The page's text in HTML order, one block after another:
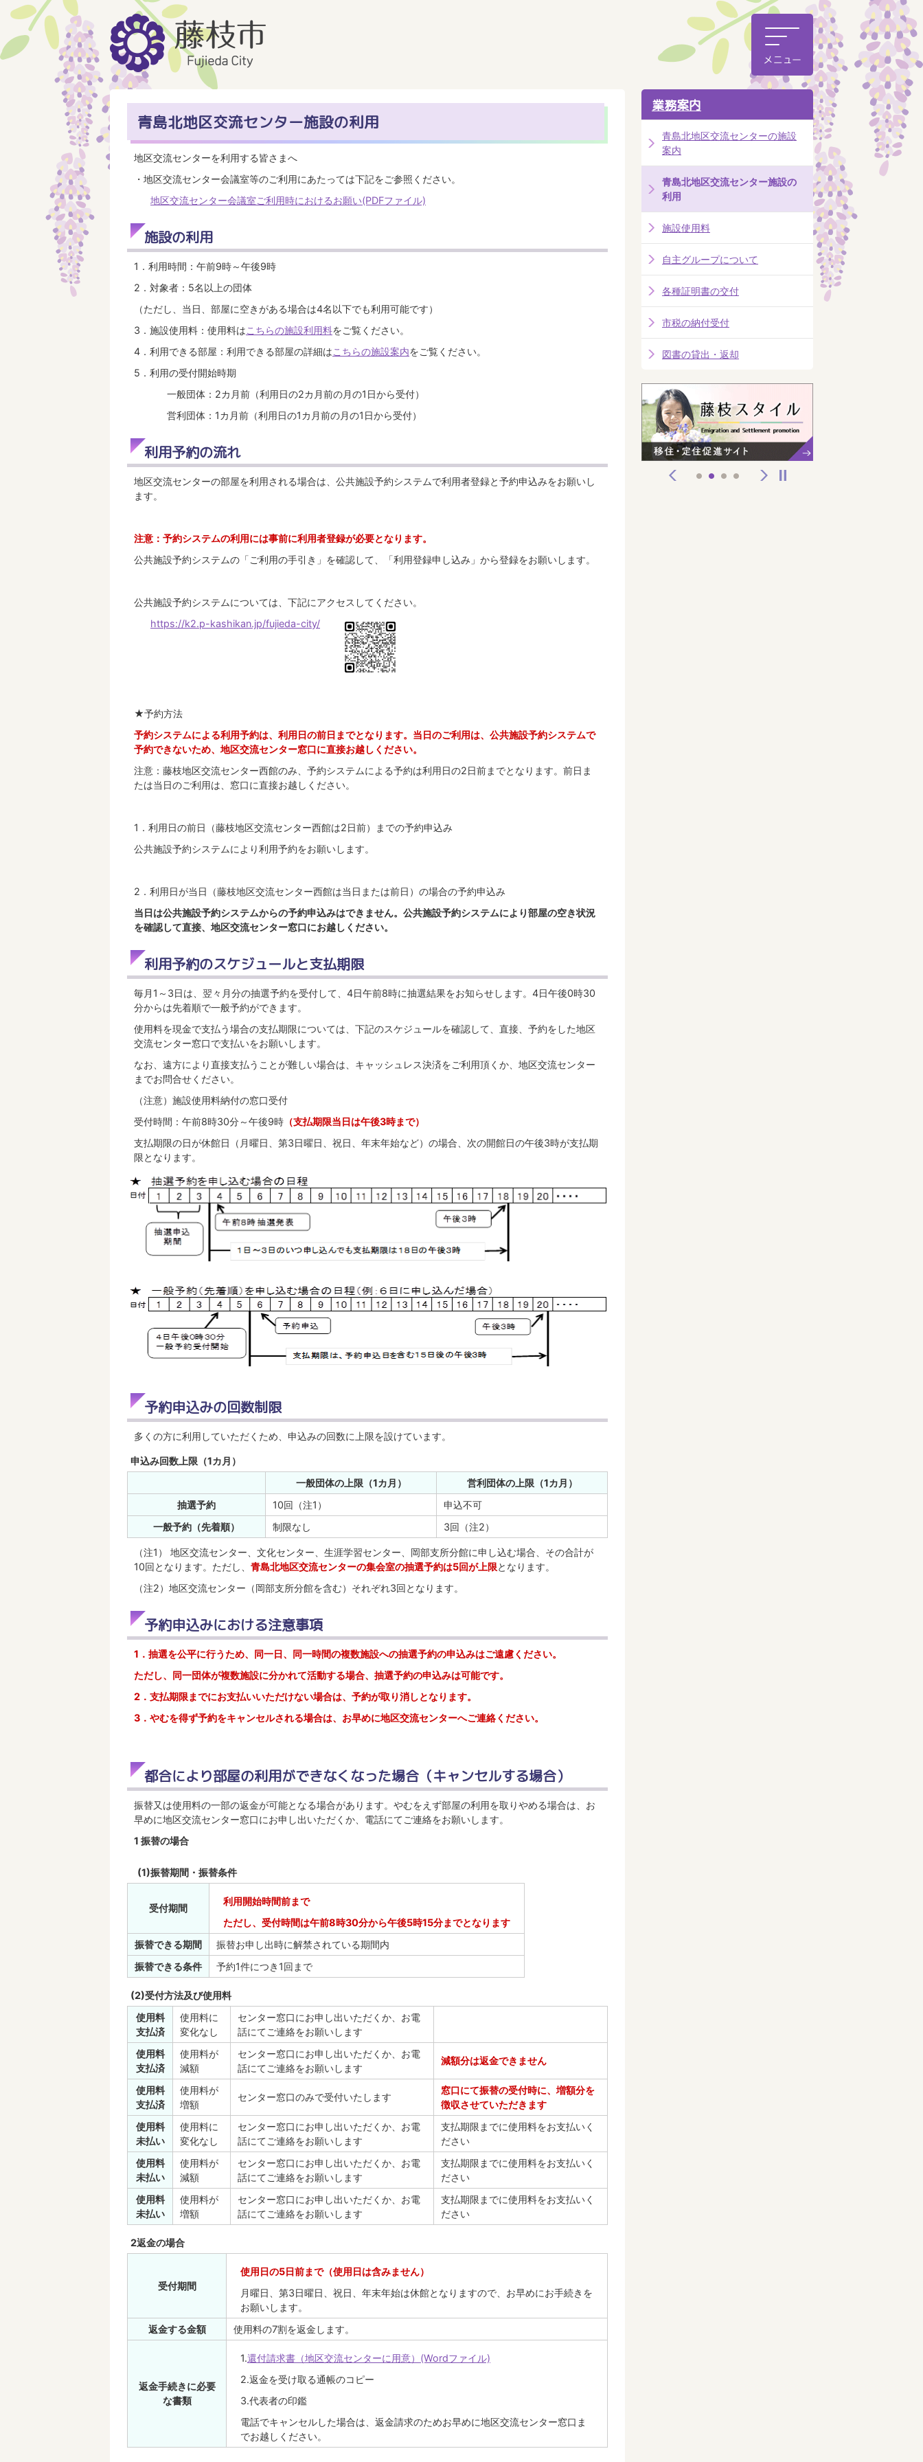
青島北地区交流センター施設の利用
地区交流センターを利用する皆さまへ
・地区交流センター会議室等のご利用にあたっては下記をご参照ください。
地区交流センター会議室ご利用時におけるお願い(PDFファイル)
施設の利用
1．利用時間：午前9時～午後9時
2．対象者：5名以上の団体
（ただし、当日、部屋に空きがある場合は4名以下でも利用可能です）
3．施設使用料：使用料はこちらの施設利用料をご覧ください。
4．利用できる部屋：利用できる部屋の詳細はこちらの施設案内をご覧ください。
5．利用の受付開始時期
一般団体：2カ月前（利用日の2カ月前の月の1日から受付）
営利団体：1カ月前（利用日の1カ月前の月の1日から受付）
利用予約の流れ
地区交流センターの部屋を利用される場合は、公共施設予約システムで利用者登録と予約申込みをお願いし
ます。
注意：予約システムの利用には事前に利用者登録が必要となります。
公共施設予約システムの「ご利用の手引き」を確認して、「利用登録申し込み」から登録をお願いします。
公共施設予約システムについては、下記にアクセスしてください。
https://k2.p-kashikan.jp/fujieda-city/
★予約方法
予約システムによる利用予約は、利用日の前日までとなります。当日のご利用は、公共施設予約システムで
予約できないため、地区交流センター窓口に直接お越しください。
注意：藤枝地区交流センター西館のみ、予約システムによる予約は利用日の2日前までとなります。前日ま
たは当日のご利用は、窓口に直接お越しください。
1．利用日の前日（藤枝地区交流センター西館は2日前）までの予約申込み
公共施設予約システムにより利用予約をお願いします。
2．利用日が当日（藤枝地区交流センター西館は当日または前日）の場合の予約申込み
当日は公共施設予約システムからの予約申込みはできません。公共施設予約システムにより部屋の空き状況
を確認して直接、地区交流センター窓口にお越しください。
利用予約のスケジュールと支払期限
毎月1～3日は、翌々月分の抽選予約を受付して、4日午前8時に抽選結果をお知らせします。4日午後0時30
分からは先着順で一般予約ができます。
使用料を現金で支払う場合の支払期限については、下記のスケジュールを確認して、直接、予約をした地区
交流センター窓口で支払いをお願いします。
なお、遠方により直接支払うことが難しい場合は、キャッシュレス決済をご利用頂くか、地区交流センター
までお問合せください。
（注意）施設使用料納付の窓口受付
受付時間：午前8時30分～午後9時 （支払期限当日は午後3時まで）
支払期限の日が休館日（月曜日、第3日曜日、祝日、年末年始など）の場合、次の開館日の午後3時が支払期
限となります。
予約申込みの回数制限
多くの方に利用していただくため、申込みの回数に上限を設けています。
申込み回数上限（1カ月）
一般団体の上限（1カ月）
営利団体の上限（1カ月）
抽選予約
10回（注1）
申込不可
一般予約（先着順）
制限なし 3回（注2）
（注1） 地区交流センター、文化センター、生涯学習センター、岡部支所分館に申し込む場合、その合計が
10回となります。ただし、 青島北地区交流センターの集会室の抽選予約は5回が上限となります。
（注2）地区交流センター（岡部支所分館を含む）それぞれ3回となります。
予約申込みにおける注意事項
1．抽選を公平に行うため、同一日、同一時間の複数施設への抽選予約の申込みはご遠慮ください。
ただし、同一団体が複数施設に分かれて活動する場合、抽選予約の申込みは可能です。
2．支払期限までにお支払いいただけない場合は、予約が取り消しとなります。
3．やむを得ず予約をキャンセルされる場合は、お早めに地区交流センターへご連絡ください。
都合により部屋の利用ができなくなった場合（キャンセルする場合）
振替又は使用料の一部の返金が可能となる場合があります。やむをえず部屋の利用を取りやめる場合は、お
早めに地区交流センター窓口にお申し出いただくか、電話にてご連絡をお願いします。
1 振替の場合
(1)振替期間・振替条件
受付期間
利用開始時間前まで
ただし、受付時間は午前8時30分から午後5時15分までとなります
振替できる期間
振替お申し出時に解禁されている期間内
振替できる条件
予約1件につき1回まで
(2)受付方法及び使用料
使用料
支払済
使用料に
変化なし
センター窓口にお申し出いただくか、お電
話にてご連絡をお願いします
使用料
支払済
使用料が
減額
センター窓口にお申し出いただくか、お電
話にてご連絡をお願いします
減額分は返金できません
使用料
支払済
使用料が
増額
センター窓口のみで受付いたします
窓口にて振替の受付時に、増額分を
徴収させていただきます
使用料
未払い
使用料に
変化なし
センター窓口にお申し出いただくか、お電
話にてご連絡をお願いします
支払期限までに使用料をお支払いく
ださい
使用料
未払い
使用料が
減額
センター窓口にお申し出いただくか、お電
話にてご連絡をお願いします
支払期限までに使用料をお支払いく
ださい
使用料
未払い
使用料が
増額
センター窓口にお申し出いただくか、お電
話にてご連絡をお願いします
支払期限までに使用料をお支払いく
ださい
2返金の場合
受付期間
使用日の5日前まで（使用日は含みません）
月曜日、第3日曜日、祝日、年末年始は休館となりますので、お早めにお手続きを
お願いします。
返金する金額
使用料の7割を返金します。
返金手続きに必要
な書類
1.還付請求書（地区交流センターに用意）(Wordファイル)
2.返金を受け取る通帳のコピー
3.代表者の印鑑
電話でキャンセルした場合は、返金請求のためお早めに地区交流センター窓口ま
でお越しください。
業務案内
青島北地区交流センターの施設
案内
青島北地区交流センター施設の
利用
施設使用料
自主グループについて
各種証明書の交付
市税の納付受付
図書の貸出・返却